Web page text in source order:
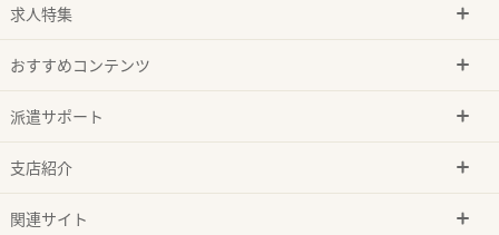
求人特集
おすすめコンテンツ
派遣サポート
支店紹介
関連サイト